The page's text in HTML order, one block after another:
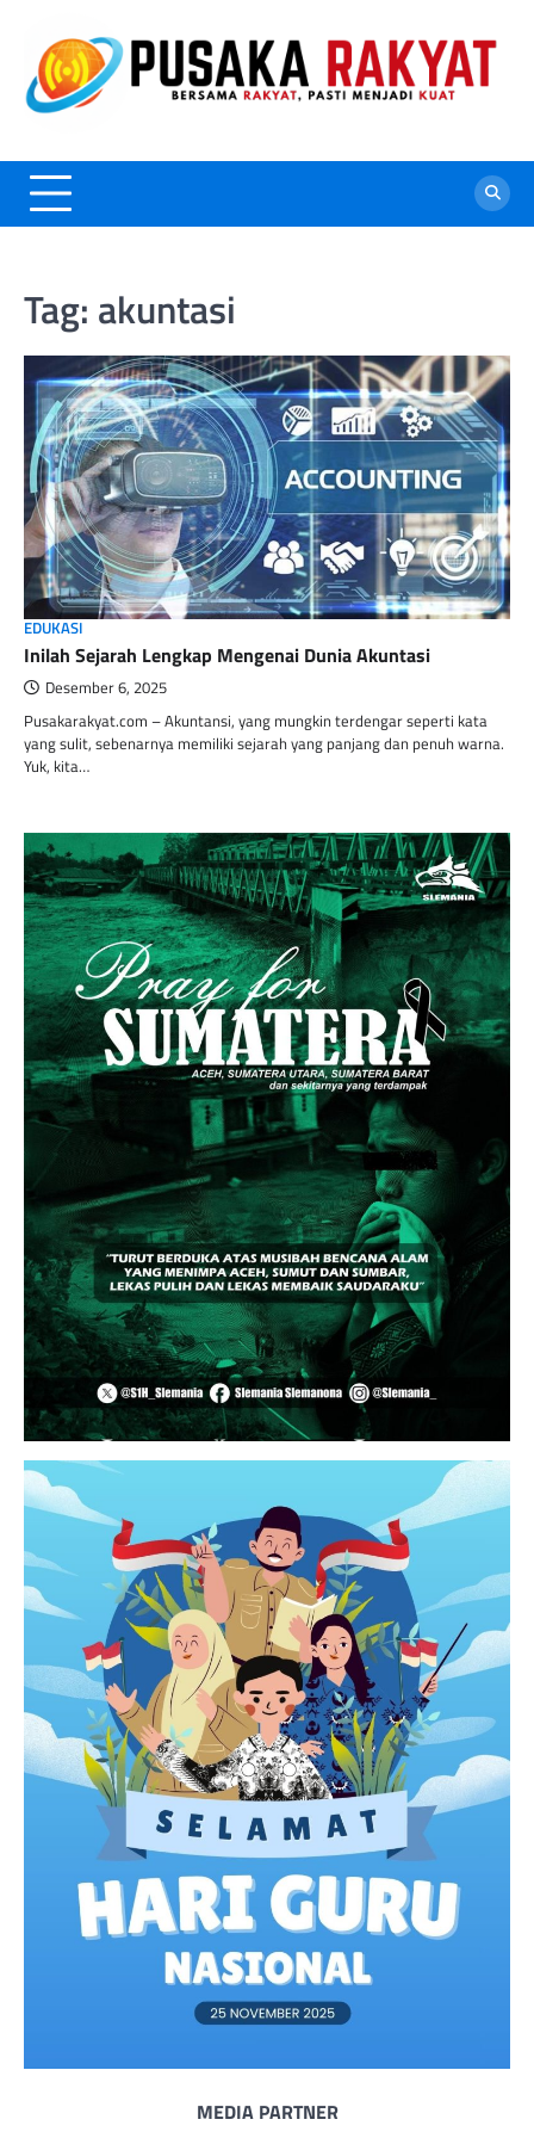
content
Tag: akuntasi
EDUKASI
Inilah Sejarah Lengkap Mengenai Dunia Akuntasi
Desember 6, 2025
Pusakarakyat.com – Akuntansi, yang mungkin terdengar seperti kata
yang sulit, sebenarnya memiliki sejarah yang panjang dan penuh warna.
Yuk, kita…
MEDIA PARTNER